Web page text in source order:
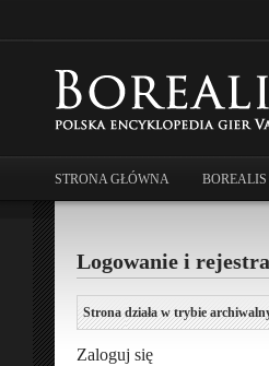
STRONA GŁÓWNA BOREALIS
Logowanie i
Strona działa w trybie
Zaloguj się